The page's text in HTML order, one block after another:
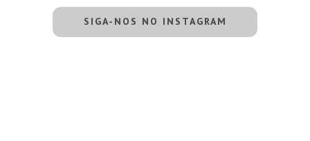
SIGA-NOS NO INSTAGRAM